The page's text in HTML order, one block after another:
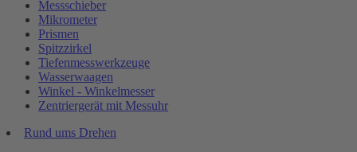
Messschieber
Mikrometer
Prismen
Spitzzirkel
Tiefenmesswerkzeuge
Wasserwaagen
Winkel - Winkelmesser
Zentriergerät mit Messuhr
Rund ums Drehen